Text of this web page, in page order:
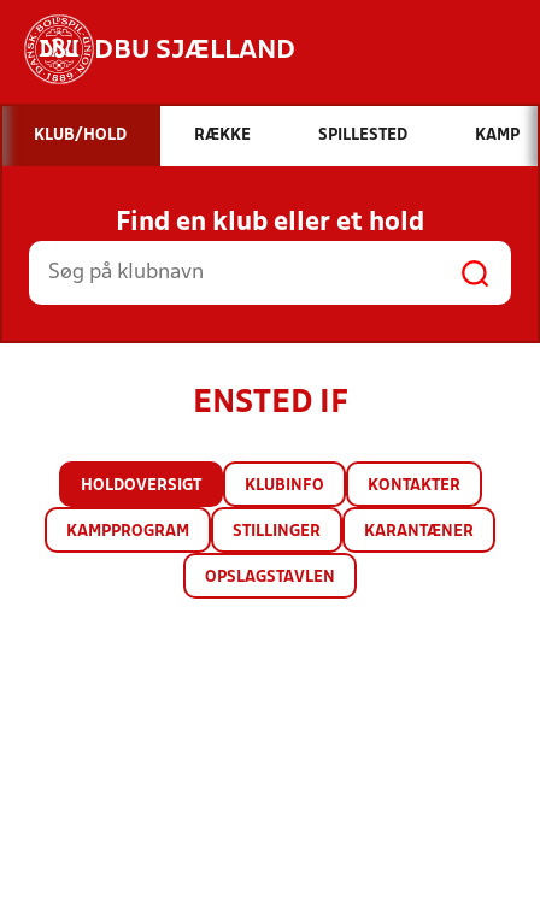
DBU SJÆLLAND
Hvad vil du søge efter?
INDHOLD OG NYHEDER
STILLINGER, RESULTATER, KLUBBER OG
HOLD
KLUB/HOLD RÆKKE SPILLESTED KAMP
Find en klub eller et hold
ENSTED IF
HOLDOVERSIGT KLUBINFO KONTAKTER
KAMPPROGRAM STILLINGER KARANTÆNER
OPSLAGSTAVLEN